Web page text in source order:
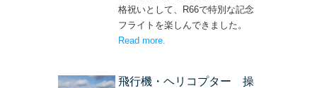
格祝いとして、R66で特別な記念
フライトを楽しんできました。
Read more
飛行機・ヘリコプター 操